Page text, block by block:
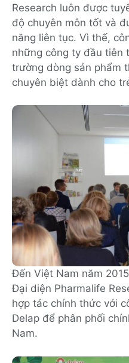
Research luôn được
độ chuyên môn tốt và
năng liên tục. Vì thế,
những công ty đầu tiên
trường dòng sản phẩm
chuyên biệt dành cho
Đến Việt Nam năm
Đại diện Pharmalife
hợp tác chính thức với
Delap để phân phối
Nam.